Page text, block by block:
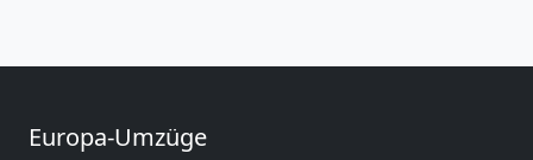
Europa-Umzüge